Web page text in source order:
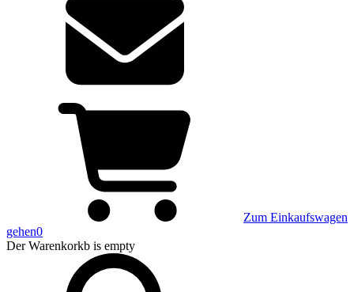
Zum Einkaufswagen
gehen0
Der Warenkorkb is empty